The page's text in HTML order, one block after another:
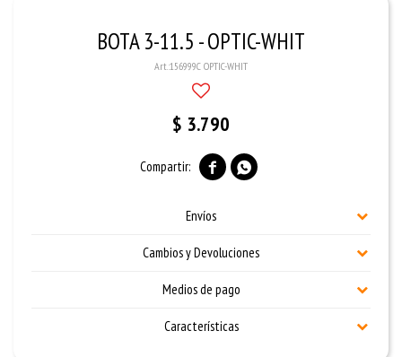
BOTA 3-11.5 - OPTIC-WHIT
156999C OPTIC-WHIT
$ 3.790
 
Envíos
Cambios y Devoluciones
Medios de pago
Características